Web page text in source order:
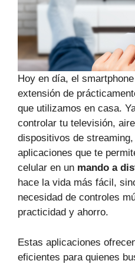
Hoy en día, el
extensión de
que utilizamos en casa.
controlar tu televisión,
dispositivos de
aplicaciones que te
celular en un mando a
hace la vida más fácil,
necesidad de controles
practicidad y ahorro.
Estas aplicaciones
eficientes para quienes